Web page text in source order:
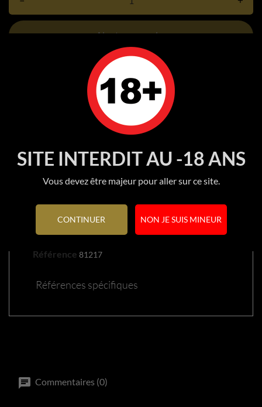
SITE INTERDIT AU -18 ANS
Vous devez être majeur pour aller sur ce site.
CONTINUER NON JE SUIS MINEUR
Ajouter au panier
Rupture de stock
DÉTAILS DU PRODUIT
Référence 81217
Références spécifiques
Commentaires (0)